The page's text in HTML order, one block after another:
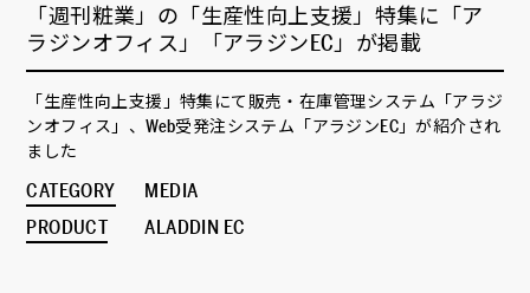
「週刊粧業」の「生産性向上支援」特集に「ア
ラジンオフィス」「アラジンEC」が掲載
「生産性向上支援」特集にて販売・在庫管理システム「アラジ
ンオフィス」、Web受発注システム「アラジンEC」が紹介され
ました
CATEGORY
MEDIA
PRODUCT
ALADDIN EC